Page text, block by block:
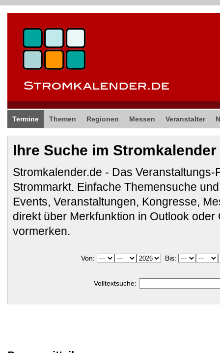
Termine Themen Regionen Messen Veranstalter
Ihre Suche im Stromkalender
Stromkalender.de - Das Veranstaltungs-
Strommarkt. Einfache Themensuche
Events, Veranstaltungen, Kongresse,
direkt über Merkfunktion in Outlook oder
vormerken.
Von: Bis:
Volltextsuche: